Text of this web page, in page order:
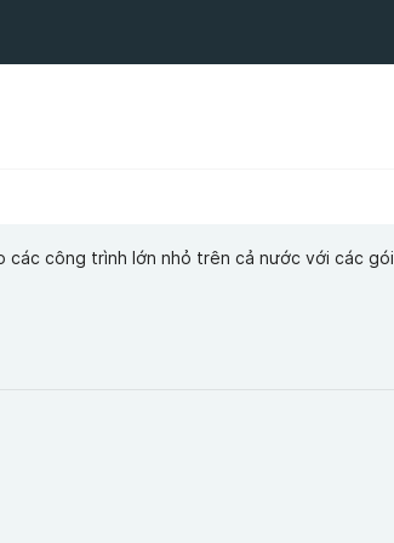
công trình lớn nhỏ trên cả nước với các gói